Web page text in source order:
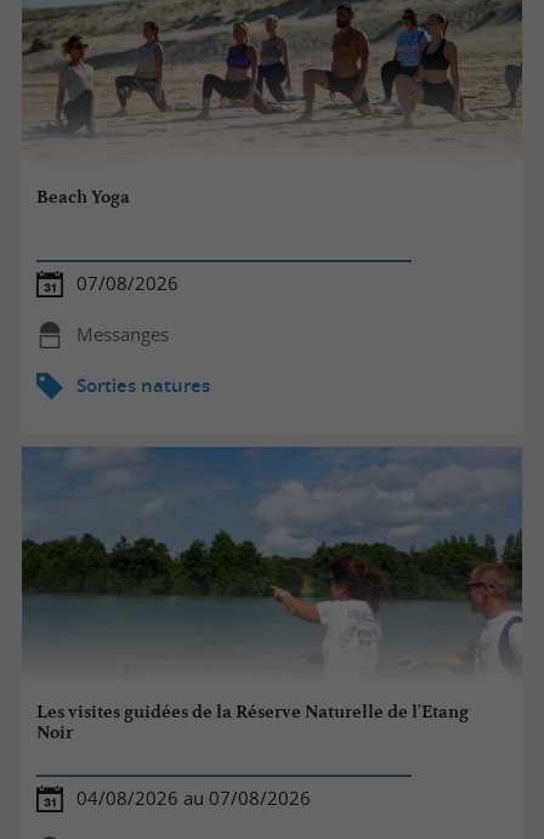
Beach Yoga
07/08/2026
Messanges
Sorties natures
Les visites guidées de la Réserve Naturelle de l'Etang
Noir
04/08/2026 au 07/08/2026